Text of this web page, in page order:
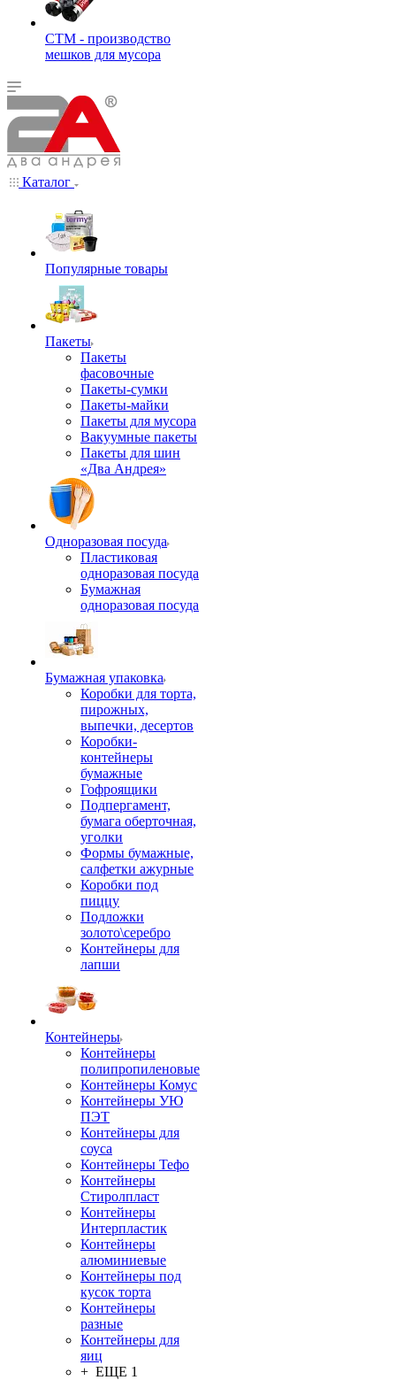
СТМ - производство
мешков для мусора
Каталог
Популярные товары
Пакеты
Пакеты
фасовочные
Пакеты-сумки
Пакеты-майки
Пакеты для мусора
Вакуумные пакеты
Пакеты для шин
«Два Андрея»
Одноразовая посуда
Пластиковая
одноразовая посуда
Бумажная
одноразовая посуда
Бумажная упаковка
Коробки для торта,
пирожных,
выпечки, десертов
Коробки-
контейнеры
бумажные
Гофроящики
Подпергамент,
бумага оберточная,
уголки
Формы бумажные,
салфетки ажурные
Коробки под
пиццу
Подложки
золото\серебро
Контейнеры для
лапши
Контейнеры
Контейнеры
полипропиленовые
Контейнеры Комус
Контейнеры УЮ
ПЭТ
Контейнеры для
соуса
Контейнеры Тефо
Контейнеры
Стиролпласт
Контейнеры
Интерпластик
Контейнеры
алюминиевые
Контейнеры под
кусок торта
Контейнеры
разные
Контейнеры для
яиц
+ ЕЩЕ 1